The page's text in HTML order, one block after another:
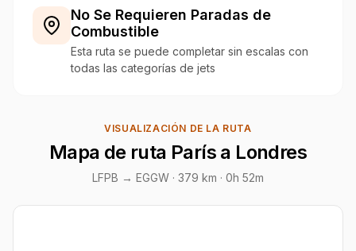
No Se Requieren Paradas de
Combustible
Esta ruta se puede completar sin escalas con
todas las categorías de jets
VISUALIZACIÓN DE LA RUTA
Mapa de ruta París a Londres
LFPB → EGGW · 379 km · 0h 52m